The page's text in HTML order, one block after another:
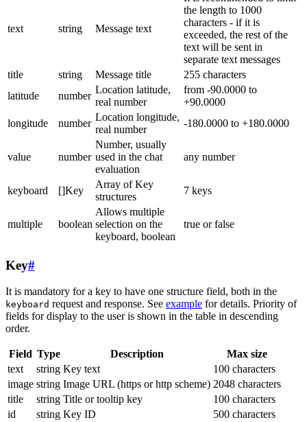
text string Message text
the length to 1000
characters - if it is
exceeded, the rest of the
text will be sent in
separate text messages
title
string Message title
255 characters
latitude
number
Location latitude,
real number
from -90.0000 to
+90.0000
longitude
number
Location longitude,
real number
-180.0000 to +180.0000
value number
Number, usually
used in the chat
evaluation
any number
keyboard []Key
Array of Key
structures
7 keys
multiple boolean
Allows multiple
selection on the
keyboard, boolean
true or false
Key#
It is mandatory for a key to have one structure field, both in the
keyboard request and response. See example for details. Priority of
fields for display to the user is shown in the table in descending
order.
Field Type Description
Max size
text
string Key text
100 characters
image string Image URL (https or http scheme) 2048 characters
title
string Title or tooltip key
100 characters
id
string Key ID 500 characters